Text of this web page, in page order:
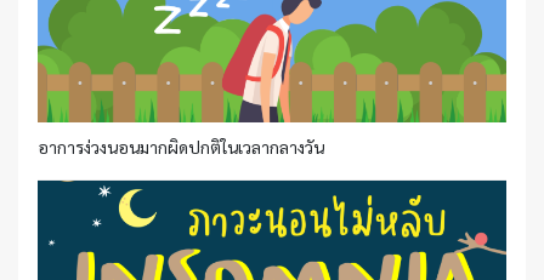
อาการง่วงนอนมากผิดปกติในเวลากลางวัน